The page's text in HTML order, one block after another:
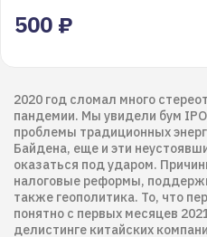
500 ₽
2020 год сломал много
пандемии. Мы увидели бум
проблемы традиционных
Байдена, еще и эти
оказаться под ударом.
налоговые реформы,
также геополитика. То, что
понятно с первых месяцев
делистинге китайских